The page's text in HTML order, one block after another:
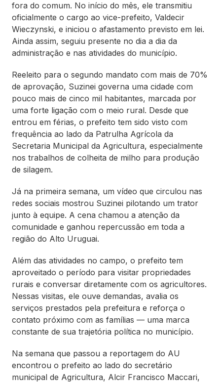
fora do comum. No início do mês, ele transmitiu
oficialmente o cargo ao vice-prefeito, Valdecir
Wieczynski, e iniciou o afastamento previsto em lei.
Ainda assim, seguiu presente no dia a dia da
administração e nas atividades do município.
Reeleito para o segundo mandato com mais de 70%
de aprovação, Suzinei governa uma cidade com
pouco mais de cinco mil habitantes, marcada por
uma forte ligação com o meio rural. Desde que
entrou em férias, o prefeito tem sido visto com
frequência ao lado da Patrulha Agrícola da
Secretaria Municipal da Agricultura, especialmente
nos trabalhos de colheita de milho para produção
de silagem.
Já na primeira semana, um vídeo que circulou nas
redes sociais mostrou Suzinei pilotando um trator
junto à equipe. A cena chamou a atenção da
comunidade e ganhou repercussão em toda a
região do Alto Uruguai.
Além das atividades no campo, o prefeito tem
aproveitado o período para visitar propriedades
rurais e conversar diretamente com os agricultores.
Nessas visitas, ele ouve demandas, avalia os
serviços prestados pela prefeitura e reforça o
contato próximo com as famílias — uma marca
constante de sua trajetória política no município.
Na semana que passou a reportagem do AU
encontrou o prefeito ao lado do secretário
municipal de Agricultura, Alcir Francisco Maccari,